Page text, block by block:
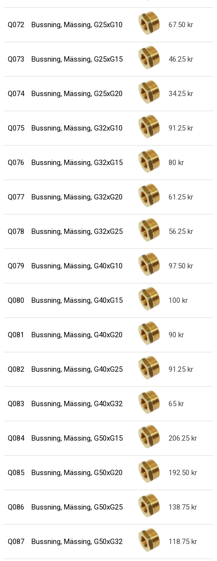
Q072 Bussning, Mässing, G25xG10 67.50
Q073 Bussning, Mässing, G25xG15 46.25
Q074 Bussning, Mässing, G25xG20 34.25
Q075 Bussning, Mässing, G32xG10 91.25
Q076 Bussning, Mässing, G32xG15 80
Q077 Bussning, Mässing, G32xG20 61.25
Q078 Bussning, Mässing, G32xG25 56.25
Q079 Bussning, Mässing, G40xG10 97.50
Q080 Bussning, Mässing, G40xG15 100
Q081 Bussning, Mässing, G40xG20 90
Q082 Bussning, Mässing, G40xG25 91.25
Q083 Bussning, Mässing, G40xG32 65
Q084 Bussning, Mässing, G50xG15 206.25
Q085 Bussning, Mässing, G50xG20 192.50
Q086 Bussning, Mässing, G50xG25 138.75
Q087 Bussning, Mässing, G50xG32 118.75